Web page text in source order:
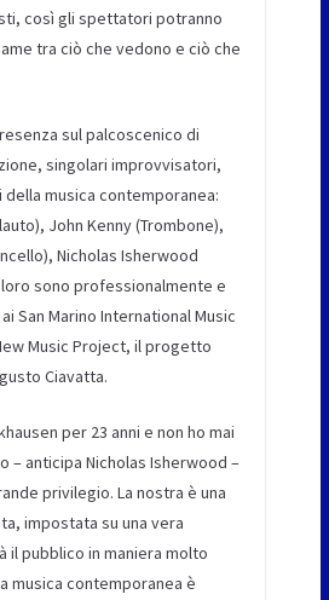
così gli spettatori potranno
tra ciò che vedono e ciò che
sul palcoscenico di
singolari improvvisatori,
musica contemporanea:
John Kenny (Trombone),
Nicholas Isherwood
sono professionalmente e
San Marino International Music
Music Project, il progetto
Ciavatta.
per 23 anni e non ho mai
– anticipa Nicholas Isherwood –
privilegio. La nostra è una
impostata su una vera
il pubblico in maniera molto
musica contemporanea è